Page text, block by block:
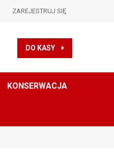
ZAREJESTRUJ SIĘ
DO KASY
KONSERWACJA